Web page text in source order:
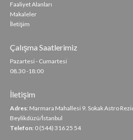
Faaliyet Alanları
Makaleler
İletişim
Çalışma Saatlerimiz
Pazartesi - Cumartesi
08.30 -18:00
İletişim
Adres: Marmara Mahallesi 9. Sokak Astro
Beylikdüzü/İstanbul
Telefon: 0 (544) 316 25 54